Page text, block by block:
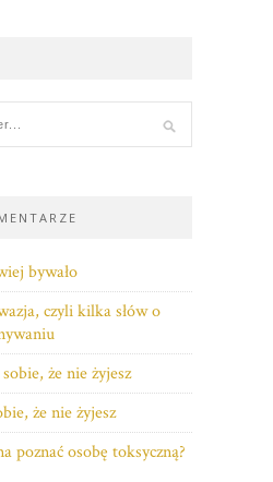
bywało
czyli kilka słów o
że nie żyjesz
że nie żyjesz
poznać osobę toksyczną?